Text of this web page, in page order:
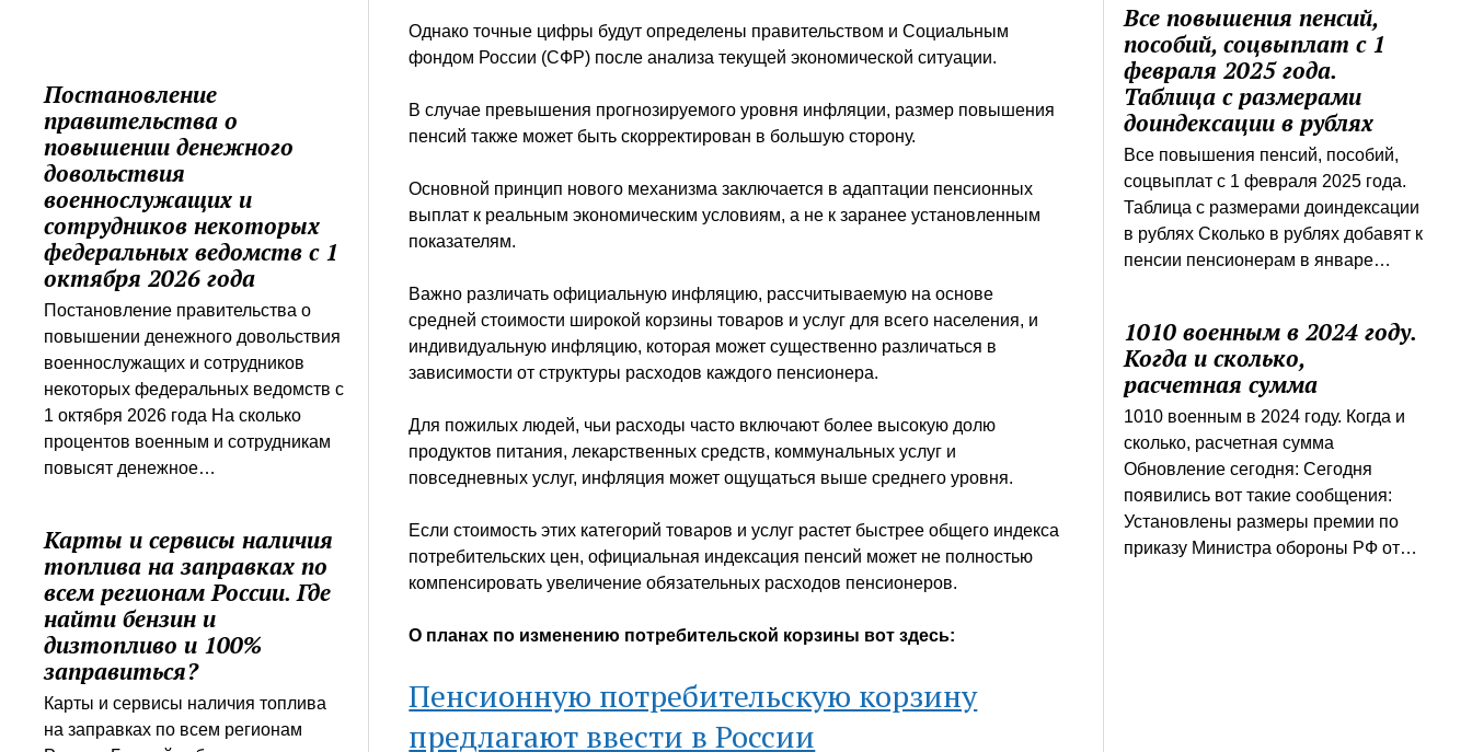
Постановление
правительства о
повышении денежного
довольствия
военнослужащих и
сотрудников некоторых
федеральных ведомств с 1
октября 2026 года
Постановление правительства о
повышении денежного довольствия
военнослужащих и сотрудников
некоторых федеральных ведомств с
1 октября 2026 года На сколько
процентов военным и сотрудникам
повысят денежное…
Карты и сервисы наличия
топлива на заправках по
всем регионам России. Где
найти бензин и
дизтопливо и 100%
заправиться?
Карты и сервисы наличия топлива
на заправках по всем регионам
Однако точные цифры будут определены правительством и Социальным
фондом России (СФР) после анализа текущей экономической ситуации.
В случае превышения прогнозируемого уровня инфляции, размер повышения
пенсий также может быть скорректирован в большую сторону.
Основной принцип нового механизма заключается в адаптации пенсионных
выплат к реальным экономическим условиям, а не к заранее установленным
показателям.
Важно различать официальную инфляцию, рассчитываемую на основе
средней стоимости широкой корзины товаров и услуг для всего населения, и
индивидуальную инфляцию, которая может существенно различаться в
зависимости от структуры расходов каждого пенсионера.
Для пожилых людей, чьи расходы часто включают более высокую долю
продуктов питания, лекарственных средств, коммунальных услуг и
повседневных услуг, инфляция может ощущаться выше среднего уровня.
Если стоимость этих категорий товаров и услуг растет быстрее общего индекса
потребительских цен, официальная индексация пенсий может не полностью
компенсировать увеличение обязательных расходов пенсионеров.
О планах по изменению потребительской корзины вот здесь:
Пенсионную потребительскую корзину
предлагают ввести в России
Все повышения пенсий,
пособий, соцвыплат с 1
февраля 2025 года.
Таблица с размерами
доиндексации в рублях
Все повышения пенсий, пособий,
соцвыплат с 1 февраля 2025 года.
Таблица с размерами доиндексации
в рублях Сколько в рублях добавят к
пенсии пенсионерам в январе…
1010 военным в 2024 году.
Когда и сколько,
расчетная сумма
1010 военным в 2024 году. Когда и
сколько, расчетная сумма
Обновление сегодня: Сегодня
появились вот такие сообщения:
Установлены размеры премии по
приказу Министра обороны РФ от…